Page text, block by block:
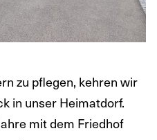
zu pflegen, kehren wir
in unser Heimatdorf.
mit dem Friedhof